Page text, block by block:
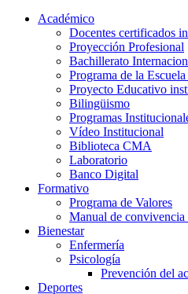
Académico
Docentes certificados
Proyección Profesional
Bachillerato
Programa de la
Proyecto Educativo
Bilingüismo
Programas
Vídeo Institucional
Biblioteca CMA
Laboratorio
Banco Digital
Formativo
Programa de Valores
Manual de
Bienestar
Enfermería
Psicología
Prevención del
Deportes